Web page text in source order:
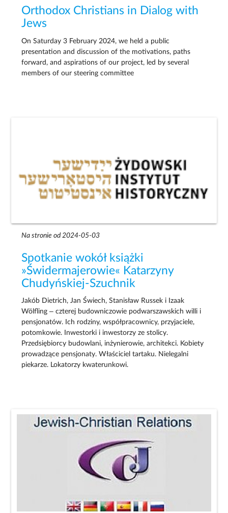
Orthodox Christians in Dialog with
Jews
On Saturday 3 February 2024, we held a public
presentation and discussion of the motivations, paths
forward, and aspirations of our project, led by several
members of our steering committee
Na stronie od 2024-05-03
Spotkanie wokół książki
»Świdermajerowie« Katarzyny
Chudyńskiej-Szuchnik
Jakób Dietrich, Jan Świech, Stanisław Russek i Izaak
Wölfling – czterej budowniczowie podwarszawskich willi i
pensjonatów. Ich rodziny, współpracownicy, przyjaciele,
potomkowie. Inwestorki i inwestorzy ze stolicy.
Przedsiębiorcy budowlani, inżynierowie, architekci. Kobiety
prowadzące pensjonaty. Właściciel tartaku. Nielegalni
piekarze. Lokatorzy kwaterunkowi.